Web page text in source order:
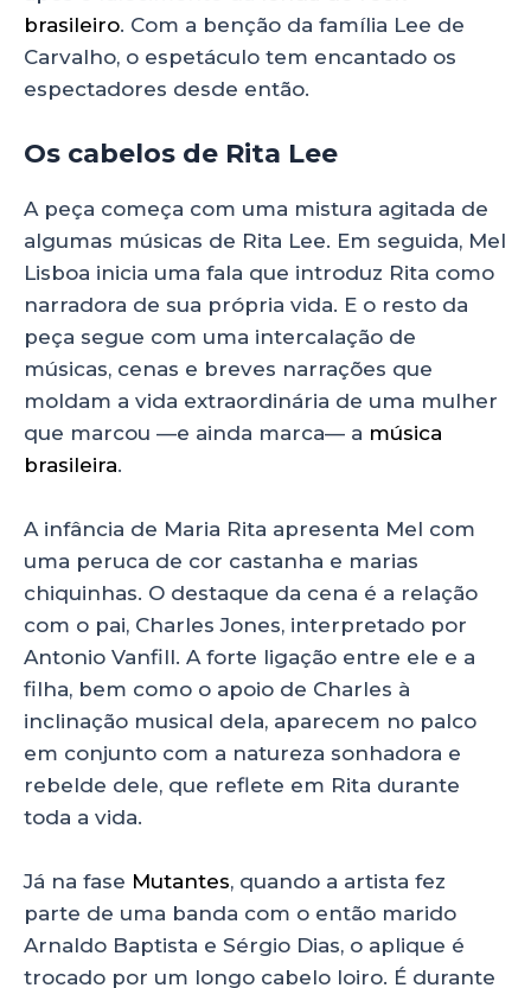
brasileiro. Com a benção da família Lee de
Carvalho, o espetáculo tem encantado os
espectadores desde então.
Os cabelos de Rita Lee
A peça começa com uma mistura agitada de
algumas músicas de Rita Lee. Em seguida, Mel
Lisboa inicia uma fala que introduz Rita como
narradora de sua própria vida. E o resto da
peça segue com uma intercalação de
músicas, cenas e breves narrações que
moldam a vida extraordinária de uma mulher
que marcou —e ainda marca— a música
brasileira.
A infância de Maria Rita apresenta Mel com
uma peruca de cor castanha e marias
chiquinhas. O destaque da cena é a relação
com o pai, Charles Jones, interpretado por
Antonio Vanfill. A forte ligação entre ele e a
filha, bem como o apoio de Charles à
inclinação musical dela, aparecem no palco
em conjunto com a natureza sonhadora e
rebelde dele, que reflete em Rita durante
toda a vida.
Já na fase Mutantes, quando a artista fez
parte de uma banda com o então marido
Arnaldo Baptista e Sérgio Dias, o aplique é
trocado por um longo cabelo loiro. É durante